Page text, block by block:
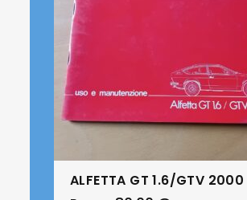
ALFETTA GT 1.6/GTV 2000